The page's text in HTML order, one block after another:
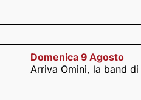
Domenica 9 Agosto
Arriva Omini, la band